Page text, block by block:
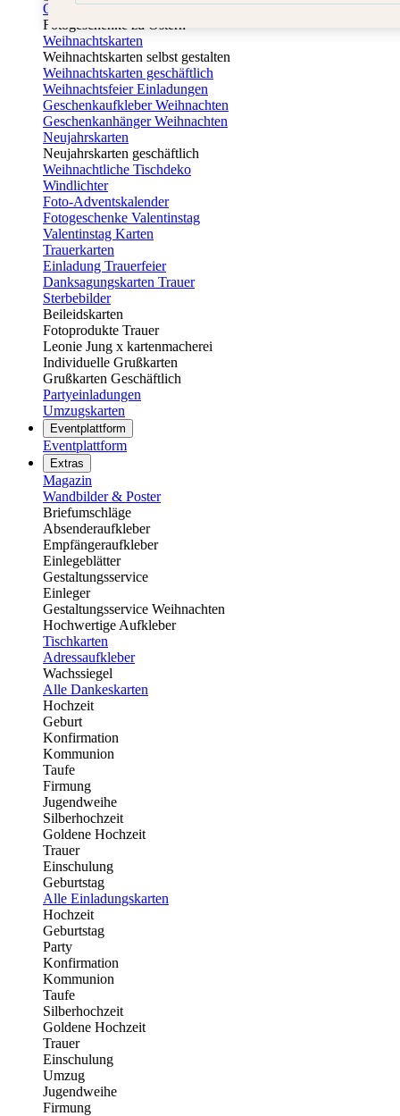
Osterkarten
Fotogeschenke zu Ostern
Weihnachtskarten
Weihnachtskarten selbst gestalten
Weihnachtskarten geschäftlich
Weihnachtsfeier Einladungen
Geschenkaufkleber Weihnachten
Geschenkanhänger Weihnachten
Neujahrskarten
Neujahrskarten geschäftlich
Weihnachtliche Tischdeko
Windlichter
Foto-Adventskalender
Fotogeschenke Valentinstag
Valentinstag Karten
Trauerkarten
Einladung Trauerfeier
Danksagungskarten Trauer
Sterbebilder
Beileidskarten
Fotoprodukte Trauer
Leonie Jung x kartenmacherei
Individuelle Grußkarten
Grußkarten Geschäftlich
Partyeinladungen
Umzugskarten
Eventplattform
Eventplattform
Extras
Magazin
Wandbilder & Poster
Briefumschläge
Absenderaufkleber
Empfängeraufkleber
Einlegeblätter
Gestaltungsservice
Einleger
Gestaltungsservice Weihnachten
Hochwertige Aufkleber
Tischkarten
Adressaufkleber
Wachssiegel
Alle Dankeskarten
Hochzeit
Geburt
Konfirmation
Kommunion
Taufe
Firmung
Jugendweihe
Silberhochzeit
Goldene Hochzeit
Trauer
Einschulung
Geburtstag
Alle Einladungskarten
Hochzeit
Geburtstag
Party
Konfirmation
Kommunion
Taufe
Silberhochzeit
Goldene Hochzeit
Trauer
Einschulung
Umzug
Jugendweihe
Firmung